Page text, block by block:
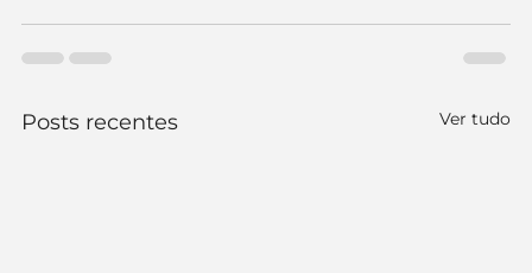
Posts recentes Ver tudo